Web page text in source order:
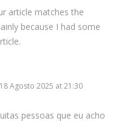
article matches the
because I had some
Agosto 2025 at 21:30
pessoas que eu acho